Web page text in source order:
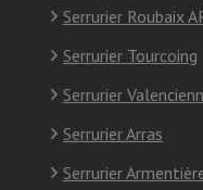
Serrurier Roubaix
Serrurier Tourcoing
Serrurier
Serrurier Arras
Serrurier